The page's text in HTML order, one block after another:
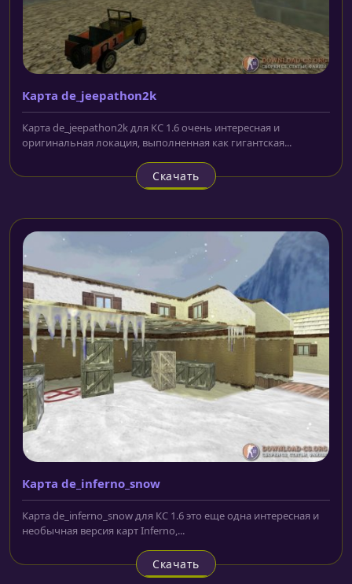
Карта de_jeepathon2k
Карта de_jeepathon2k для КС 1.6 очень интересная и
оригинальная локация, выполненная как гигантская...
Скачать
Карта de_inferno_snow
Карта de_inferno_snow для КС 1.6 это еще одна интересная и
необычная версия карт Inferno,...
Скачать